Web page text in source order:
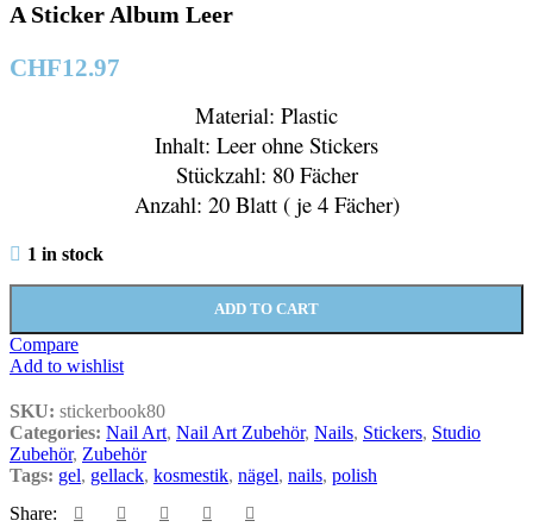
A Sticker Album Leer
CHF12.97
Material: Plastic
Inhalt: Leer ohne Stickers
Stückzahl: 80 Fächer
Anzahl: 20 Blatt ( je 4 Fächer)
1 in stock
ADD TO CART
Compare
Add to wishlist
SKU: stickerbook80
Categories: Nail Art, Nail Art Zubehör, Nails, Stickers, Studio
Zubehör, Zubehör
Tags: gel, gellack, kosmestik, nägel, nails, polish
Share: